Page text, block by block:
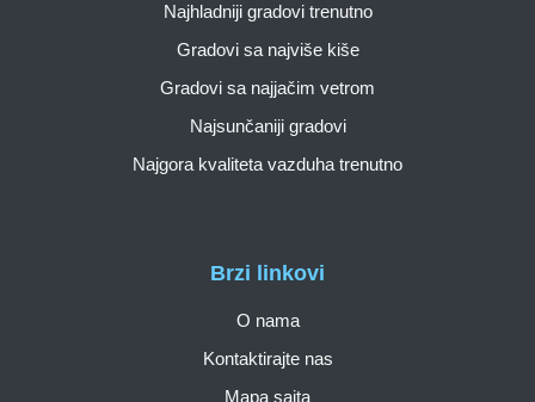
Brzi linkovi
O nama
Kontaktirajte nas
Mapa sajta
Najhladniji gradovi trenutno
Gradovi sa najviše kiše
Gradovi sa najjačim vetrom
Najsunčaniji gradovi
Najgora kvaliteta vazduha trenutno